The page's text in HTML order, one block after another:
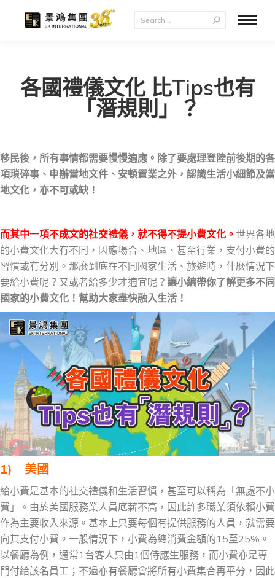
各國禮儀文化 比Tips也有
「潛規則」？
移民後，所有事情都需要慢慢適應。除了要處理登陸前後期的各
項瑣碎事、申辦當地文件、安頓置業之外，認識生活小細節及當
地文化，亦不可或缺！
而其中一項不成文的社交禮儀，就不得不提小費文化。 世界各地
的小費文化大有不同，因應場合、地區、甚至行業，支付小費的
習慣或有分別。那麼到底在不同國家生活、旅遊時，什麼情況下
要給小費呢？又或者給多少才適宜呢？ 讓小編帶你了解更多不同
國家的小費文化！幫助大家盡快融入生活！
1) 美國
給小費是基本的社交禮儀和生活習慣，甚至可以稱為「無處不小
費」。由於美國服務業人員底薪不高，因此許多職業須依賴小費
作為主要收入來源。基本上只要每個有提供服務的人員，就需要
向其支付小費。一般情況下，小費為總消費金額的15至25%。
以餐廳為例，通常1台客人只由1個侍應生服務，而小費亦是專
門付給該名員工；不過亦有餐廳會將所有小費集合再平分，因此